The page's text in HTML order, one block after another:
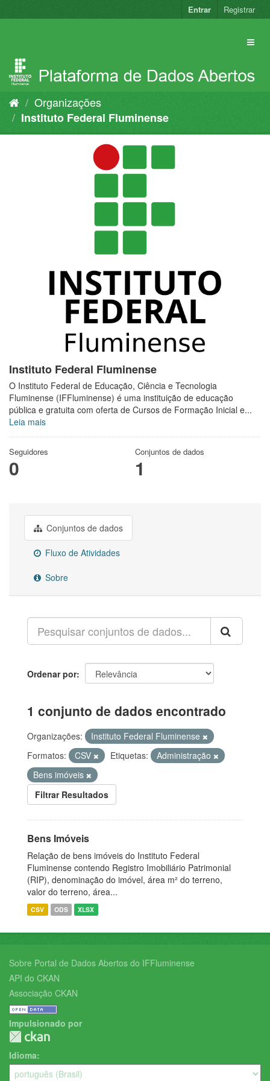
para
Entrar Registrar
Organizações
Instituto Federal Fluminense
Instituto Federal Fluminense
O Instituto Federal de Educação, Ciência e Tecnologia
Fluminense (IFFluminense) é uma instituição de educação
pública e gratuita com oferta de Cursos de Formação Inicial e...
Leia mais
Seguidores
0
Conjuntos de dados
1
Conjuntos de dados
Fluxo de Atividades
Sobre
Ordenar por
1 conjunto de dados encontrado
Organizações:
Instituto Federal Fluminense
Formatos:
CSV Etiquetas:
Administração
Bens imóveis
Filtrar Resultados
Bens Imóveis
Relação de bens imóveis do Instituto Federal
Fluminense contendo Registro Imobiliário Patrimonial
(RIP), denominação do imóvel, área m² do terreno,
valor do terreno, área...
CSV ODS XLSX
Sobre Portal de Dados Abertos do IFFluminense
API do CKAN
Associação CKAN
Impulsionado por
Idioma